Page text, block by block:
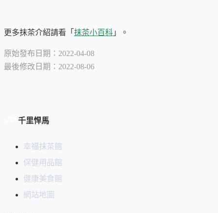
更多抹茶介紹請看「 抹茶小百科 」。
原始發布日期：2022-04-08
最後修改日期：2022-08-06
千里悍馬
幸福抹茶館
保健用品館
健康美食館
網站地圖